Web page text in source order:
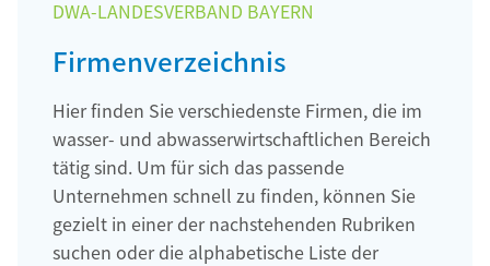
DWA-LANDESVERBAND BAYERN
Firmenverzeichnis
Hier finden Sie verschiedenste Firmen, die im
wasser- und abwasserwirtschaftlichen Bereich
tätig sind. Um für sich das passende
Unternehmen schnell zu finden, können Sie
gezielt in einer der nachstehenden Rubriken
suchen oder die alphabetische Liste der